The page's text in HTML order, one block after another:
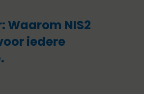
Waarom NIS2
iedere